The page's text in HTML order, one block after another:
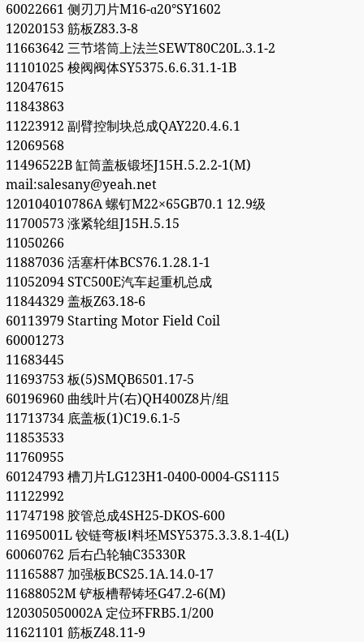
60022661 侧刃刀片M16-ɑ20°SY1602
12020153 筋板Z83.3-8
11663642 三节塔筒上法兰SEWT80C20L.3.1-2
11101025 梭阀阀体SY5375.6.6.31.1-1B
12047615
11843863
11223912 副臂控制块总成QAY220.4.6.1
12069568
11496522B 缸筒盖板锻坯J15H.5.2.2-1(M)
mail:salesany@yeah.net
120104010786A 螺钉M22×65GB70.1 12.9级
11700573 涨紧轮组J15H.5.15
11050266
11887036 活塞杆体BCS76.1.28.1-1
11052094 STC500E汽车起重机总成
11844329 盖板Z63.18-6
60113979 Starting Motor Field Coil
60001273
11683445
11693753 板(5)SMQB6501.17-5
60196960 曲线叶片(右)QH400Z8片/组
11713734 底盖板(1)C19.6.1-5
11853533
11760955
60124793 槽刀片LG123H1-0400-0004-GS1115
11122992
11747198 胶管总成4SH25-DKOS-600
11695001L 铰链弯板Ⅰ料坯MSY5375.3.3.8.1-4(L)
60060762 后右凸轮轴C35330R
11165887 加强板BCS25.1A.14.0-17
11688052M 铲板槽帮铸坯G47.2-6(M)
120305050002A 定位环FRB5.1/200
11621101 筋板Z48.11-9